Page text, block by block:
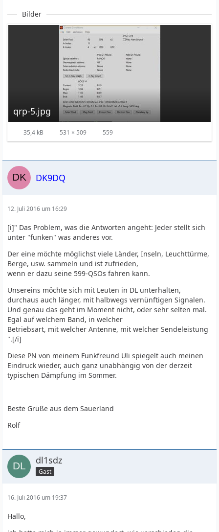
Bilder
qrp-5.jpg
35,4 kB 531 × 509 559
DK9DQ
12. Juli 2016 um 16:29
[i]" Das Problem, was die Antworten angeht: Jeder stellt sich
unter "funken" was anderes vor.
Der eine möchte möglichst viele Länder, Inseln, Leuchttürme,
Berge, usw. sammeln und ist zufrieden,
wenn er dazu seine 599-QSOs fahren kann.
Unsereins möchte sich mit Leuten in DL unterhalten,
durchaus auch länger, mit halbwegs vernünftigen Signalen.
Und genau das geht im Moment nicht, oder sehr selten mal.
Egal auf welchem Band, in welcher
Betriebsart, mit welcher Antenne, mit welcher Sendeleistung
".[/i]
Diese PN von meinem Funkfreund Uli spiegelt auch meinen
Eindruck wieder, auch ganz unabhängig von der derzeit
typischen Dämpfung im Sommer.
Beste Grüße aus dem Sauerland
Rolf
dl1sdz
Gast
16. Juli 2016 um 19:37
Hallo,